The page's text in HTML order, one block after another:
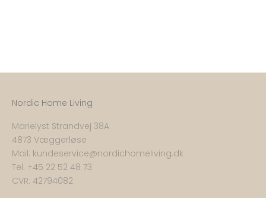
Nordic Home Living
Marielyst Strandvej 38A
4873 Væggerløse
Mail: kundeservice@nordichomeliving.dk
Tel. +45 22 52 48 73
CVR: 42794082